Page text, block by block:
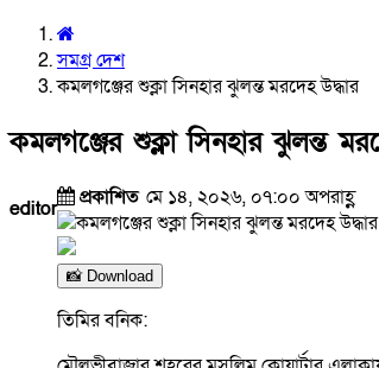
সমগ্র দেশ
কমলগঞ্জের শুক্লা সিনহার ঝুলন্ত মরদেহ উদ্ধার
কমলগঞ্জের শুক্লা সিনহার ঝুলন্ত
editor প্রকাশিত মে ১৪, ২০২৬, ০৭:০০ অপরাহ্ণ
📸 Download
তিমির বনিক: